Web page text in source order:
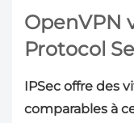
OpenVPN
Protocol
IPSec offre des
comparables à